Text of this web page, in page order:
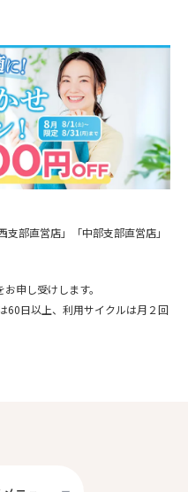
部直営店」「中部支部直営店」
申し受けします。
60日以上、利用サイクルは月２回